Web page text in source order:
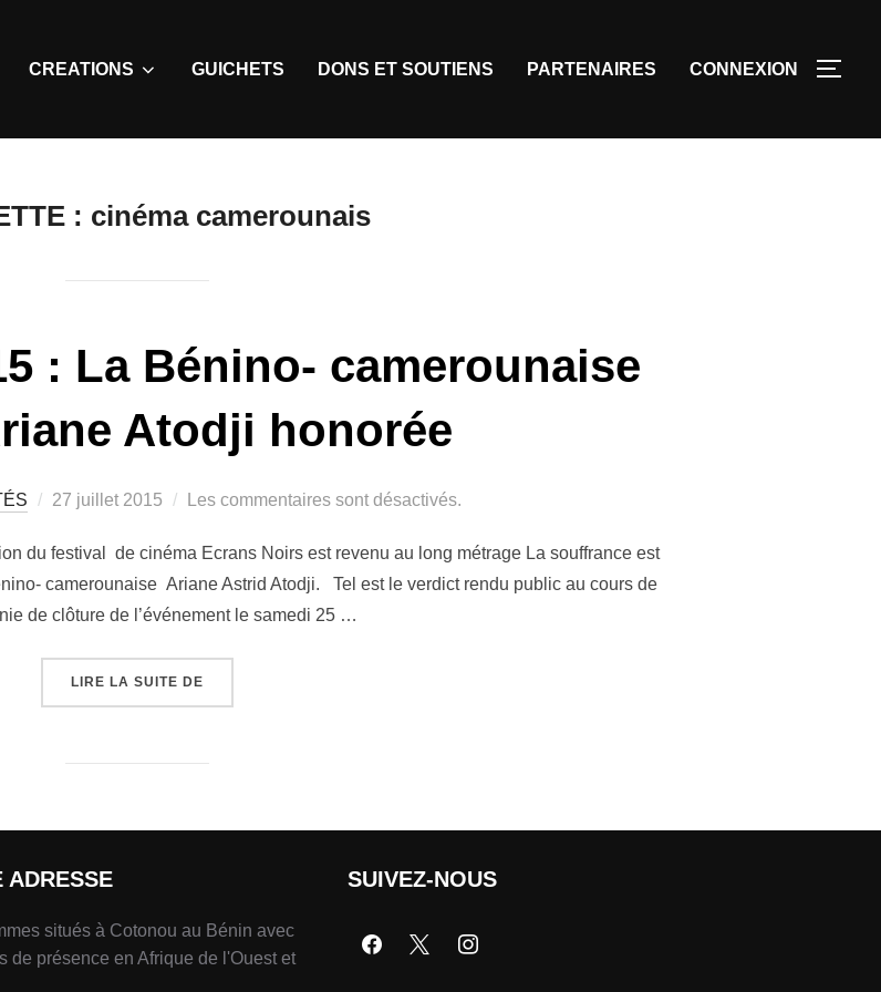
CREATIONS GUICHETS DONS ET SOUTIENS PARTENAIRES CONNEXION
: cinéma camerounais
: La Bénino- camerounaise
Atodji honorée
27 juillet 2015 Les commentaires sont désactivés.
du festival de cinéma Ecrans Noirs est revenu au long métrage La souffrance est
camerounaise Ariane Astrid Atodji. Tel est le verdict rendu public au cours de
de clôture de l’événement le samedi 25 …
LIRE LA SUITE DE
ADRESSE
situés à Cotonou au Bénin avec
de présence en Afrique de l'Ouest et
SUIVEZ-NOUS